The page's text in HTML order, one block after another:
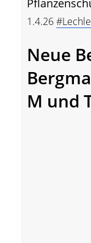
1.4.26
Neue
M und